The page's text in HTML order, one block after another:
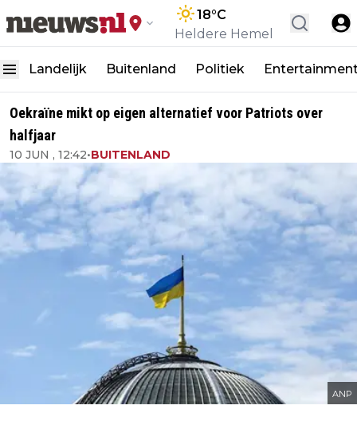
18°C
Heldere Hemel
Landelijk Buitenland Politiek
Oekraïne mikt op eigen alternatief voor Patriots over
halfjaar
10 JUN , 12:42•BUITENLAND
ANP